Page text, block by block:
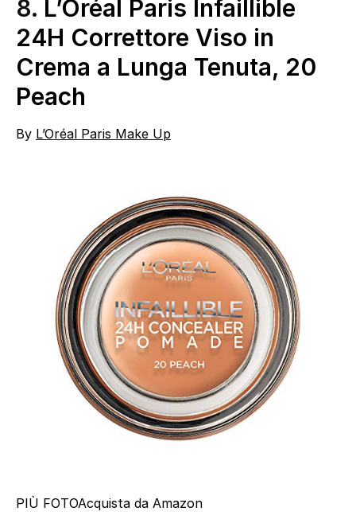
8. L’Oréal Paris Infaillible
24H Correttore Viso in
Crema a Lunga Tenuta, 20
Peach
By L’Oréal Paris Make Up
PIÙ FOTOAcquista da Amazon